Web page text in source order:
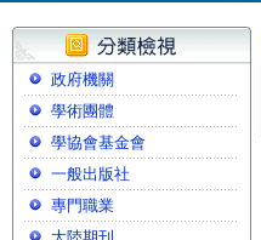
政府機關
學術團體
學協會基金會
一般出版社
專門職業